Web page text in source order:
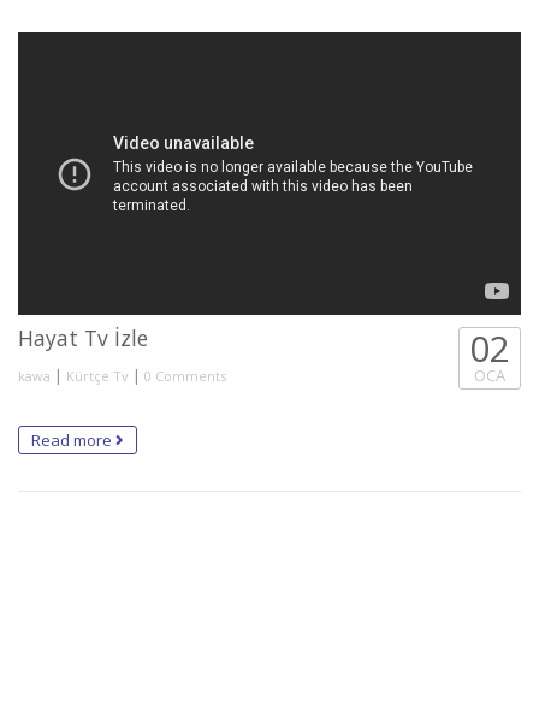
Hayat Tv İzle
kawa | Kürtçe Tv | 0 Comments
02
OCA
Read more